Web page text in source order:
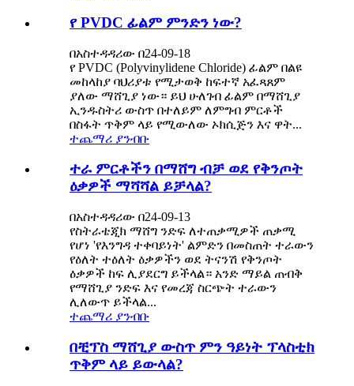
የ PVDC ፊልም ምንድን ነው?
በአስተዳዳሪው በ24-09-18
የ PVDC (Polyvinylidene Chloride) ፊልም በልዩ
መከላከያ ባህሪያቱ የሚታወቅ ከፍተኛ አፈጻጸም
ያለው ማሸጊያ ነው። ይህ ሁለገብ ፊልም በማሸጊያ
ኢንዱስትሪ ውስጥ በተለይም ለምግብ ምርቶች
በስፋት ጥቅም ላይ የሚውለው ኦክሲጅን እና ዋት...
ተጨማሪ ያንብቡ
ተራ ምርቶችን በማሸግ ብቻ ወደ የቅንጦት
ዕቃዎች ማሻሻል ይቻላል?
በአስተዳዳሪው በ24-09-13
የስትራቴጂክ ማሸግ ንድፍ ለተጠቃሚዎች ጠቃሚ
የሆነ 'የእንግዳ ተቀባይነት' ልምድን በመስጠት ተራውን
የዕለት ተዕለት ዕቃዎችን ወደ ትናንሽ የቅንጦት
ዕቃዎች ከፍ ሊያደርግ ይችላል። አንድ ማይል ጠብቅ
የማሸጊያ ንድፍ እና የመረጃ ስርጭት ተራውን
ሊለውጥ ይችላል...
ተጨማሪ ያንብቡ
በቺፕስ ማሸጊያ ውስጥ ምን ዓይነት ፕላስቲክ
ጥቅም ላይ ይውላል?